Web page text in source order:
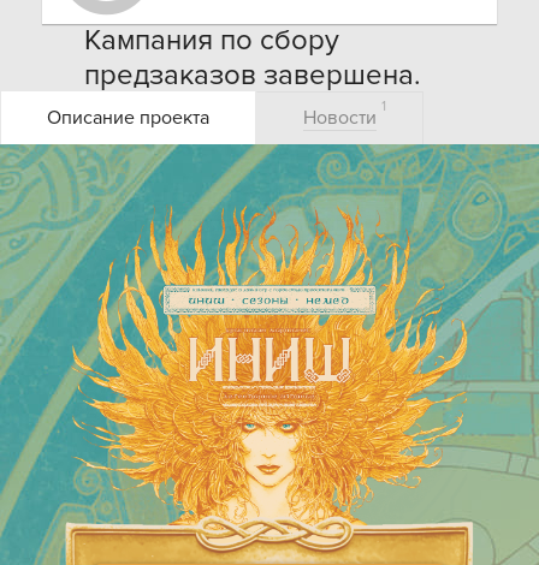
Кампания по сбору
предзаказов завершена.
Оформить заказ на игру Вы
можете через нашмагазин
Описание проекта Новости 1